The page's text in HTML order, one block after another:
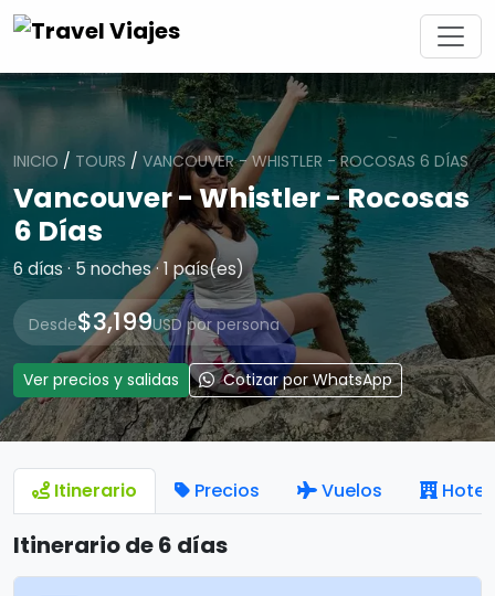
INICIO / TOURS / VANCOUVER - WHISTLER - ROCOSAS 6 DÍAS
Vancouver - Whistler - Rocosas
6 Días
6 días · 5 noches · 1 país(es)
Desde$3,199USD por persona
Ver precios y salidas Cotizar por WhatsApp
Itinerario Precios Vuelos
Itinerario de 6 días